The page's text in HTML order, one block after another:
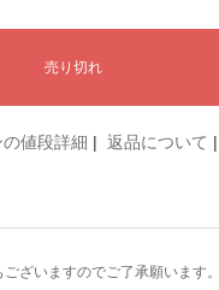
値段詳細 | 返品について |
ざいますのでご了承願います。